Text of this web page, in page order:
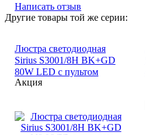
Написать отзыв
Другие товары той же серии:
Люстра светодиодная
Sirius S3001/8Н BK+GD
80W LED с пультом
Акция